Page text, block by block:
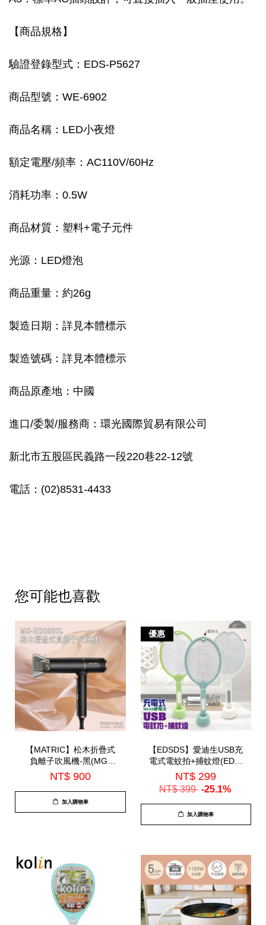
【商品規格】
驗證登錄型式：EDS-P5627
商品型號：WE-6902
商品名稱：LED小夜燈
額定電壓/頻率：AC110V/60Hz
消耗功率：0.5W
商品材質：塑料+電子元件
光源：LED燈泡
商品重量：約26g
製造日期：詳見本體標示
製造號碼：詳見本體標示
商品原產地：中國
進口/委製/服務商：環光國際貿易有限公司
新北市五股區民義路一段220巷22-12號
電話：(02)8531-4433
您可能也喜歡
【MATRIC】松木折疊式
負離子吹風機-黑(MG-
HD0820L)
NT$ 900
加入購物車
優惠
【EDSDS】愛迪生USB充
電式電蚊拍+捕蚊燈(EDS-
P5693)
NT$ 299
NT$ 399 -25.1%
加入購物車